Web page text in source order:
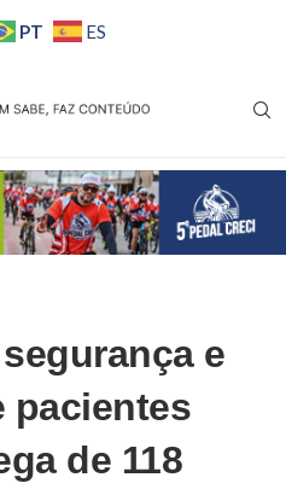
PT ES
e
pacientes
de 118